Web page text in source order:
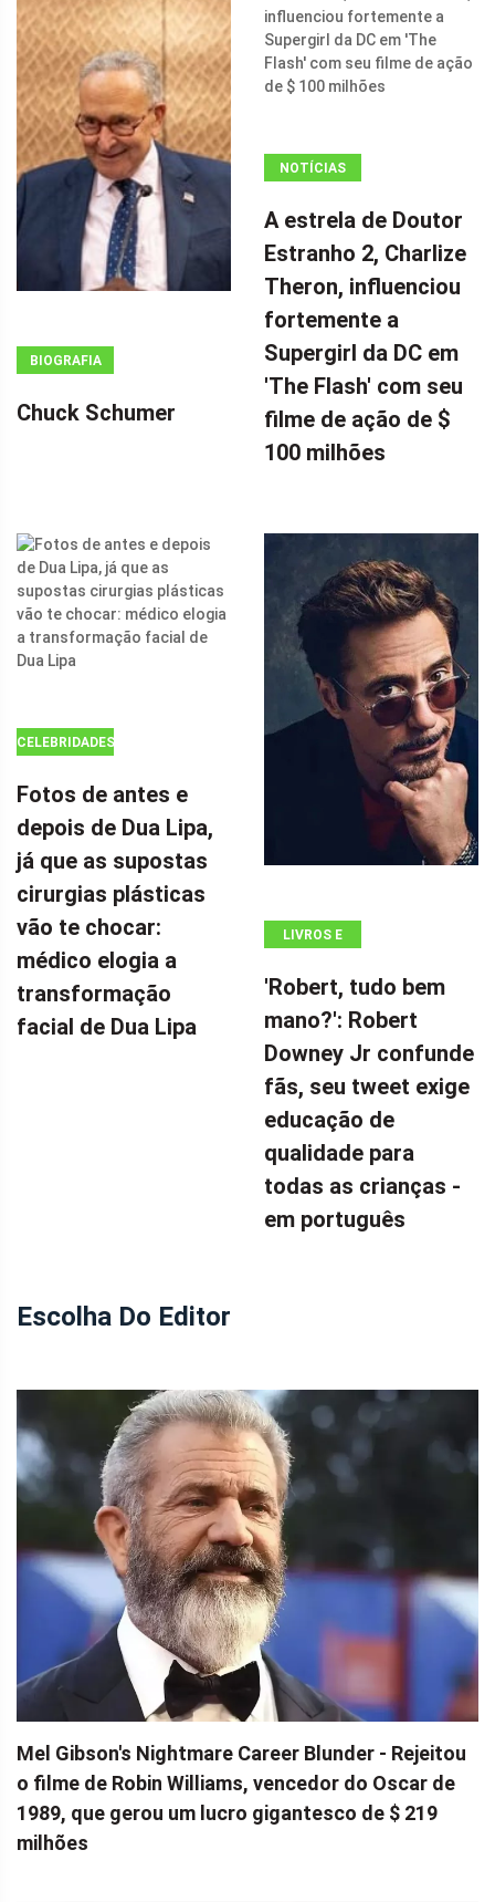
BIOGRAFIA
Chuck Schumer
NOTÍCIAS
(ADSBYGOOGLE
=
WINDOW.ADSBYGOOGLE
|| []).PUSH({});
A ESTRELA DE
DOUTOR
ESTRANHO 2,
CHARLIZE
THERON,
DA DC EM 'THE
FLASH' COM
SEU FILME DE
AÇÃO DE $ 100
MILHÕES POR
A estrela de Doutor
Estranho 2, Charlize
Theron, influenciou
fortemente a
Supergirl da DC em
'The Flash' com seu
filme de ação de $
100 milhões
CELEBRIDADES
Fotos de antes e
depois de Dua Lipa,
já que as supostas
cirurgias plásticas
vão te chocar:
médico elogia a
transformação
facial de Dua Lipa
LIVROS E
'Robert, tudo bem
mano?': Robert
Downey Jr confunde
fãs, seu tweet exige
educação de
qualidade para
todas as crianças -
em português
Escolha Do Editor
Mel Gibson's Nightmare Career Blunder - Rejeitou
o filme de Robin Williams, vencedor do Oscar de
1989, que gerou um lucro gigantesco de $ 219
milhões